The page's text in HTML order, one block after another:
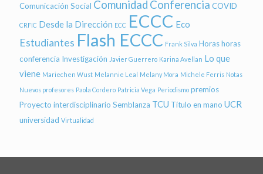
Comunicación Social Comunidad Conferencia COVID
CRFIC Desde la Dirección ECC ECCC Eco
Estudiantes Flash ECCC Frank Silva Horashoras
conferencia Investigación Javier Guerrero Karina Avellan Lo que
viene Mariechen Wust Melannie Leal Melany Mora Michele Ferris Notas
Nuevos profesores Paola Cordero Patricia Vega Periodismo premios
Proyecto interdisciplinario Semblanza TCU Título en mano UCR
universidad Virtualidad